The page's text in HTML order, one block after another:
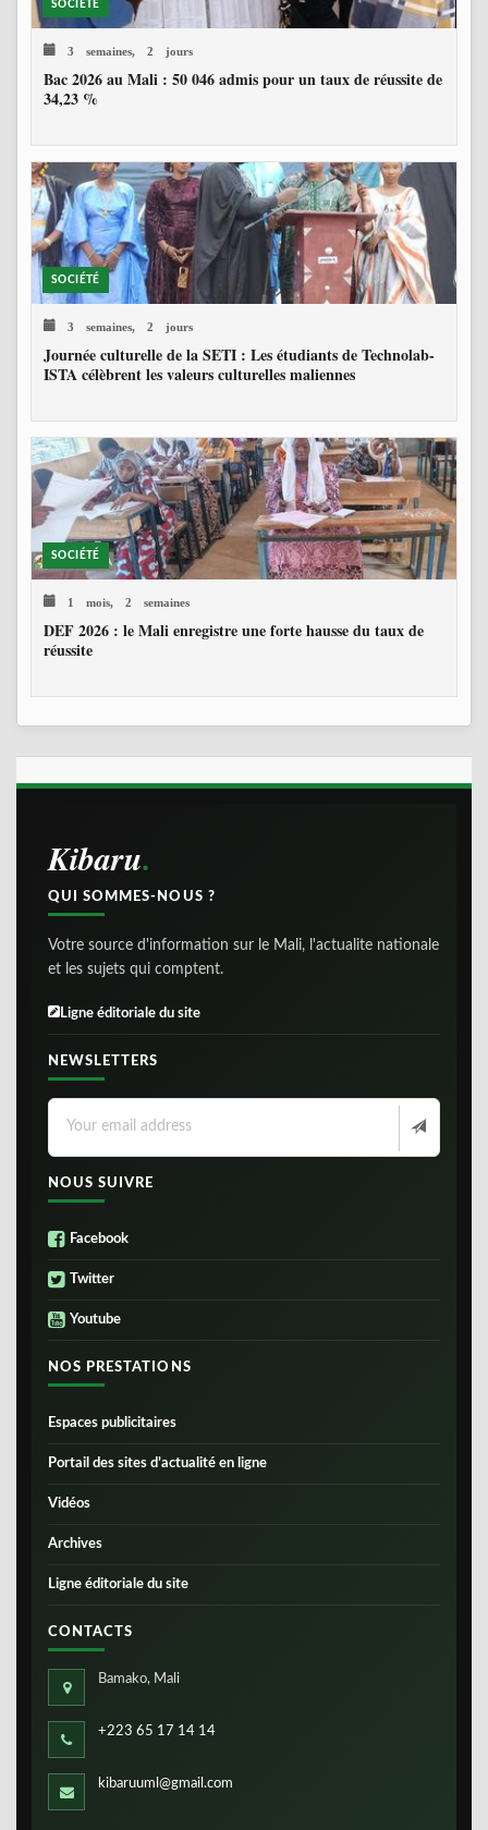
SOCIÉTÉ
3 semaines, 2 jours
Bac 2026 au Mali : 50 046 admis pour un taux de réussite de
34,23 %
SOCIÉTÉ
3 semaines, 2 jours
Journée culturelle de la SETI : Les étudiants de Technolab-
ISTA célèbrent les valeurs culturelles maliennes
SOCIÉTÉ
1 mois, 2 semaines
DEF 2026 : le Mali enregistre une forte hausse du taux de
réussite
Kibaru
QUI SOMMES-NOUS ?
Votre source d'information sur le Mali, l'actualite nationale
et les sujets qui comptent.
Ligne éditoriale du site
NEWSLETTERS
NOUS SUIVRE
Facebook
Twitter
Youtube
NOS PRESTATIONS
Espaces publicitaires
Portail des sites d’actualité en ligne
Vidéos
Archives
Ligne éditoriale du site
CONTACTS
Bamako, Mali
+223 65 17 14 14
kibaruuml@gmail.com